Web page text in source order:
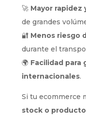
🚀 Mayor rapidez
de grandes
🔐 Menos riesgo
durante el
🌍 Facilidad para
internacionales.
Si tu ecommerce
stock o